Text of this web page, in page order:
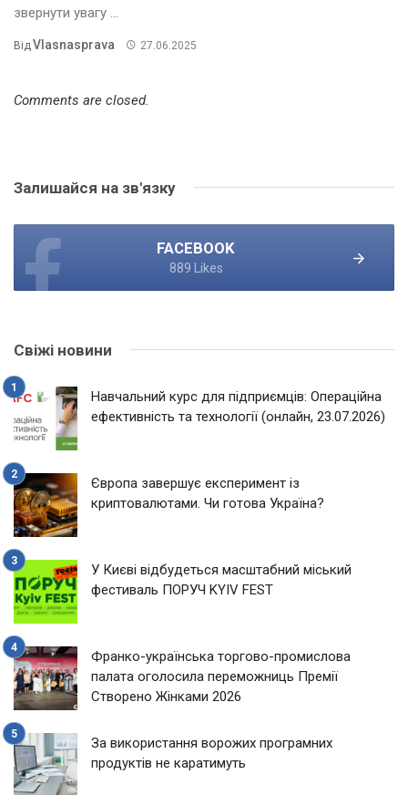
звернути увагу ...
Від Vlasnasprava 27.06.2025
Comments are closed.
Залишайся на зв'язку
FACEBOOK
889 Likes
Свіжі новини
Навчальний курс для підприємців: Операційна
ефективність та технології (онлайн, 23.07.2026)
Європа завершує експеримент із
криптовалютами. Чи готова Україна?
У Києві відбудеться масштабний міський
фестиваль ПОРУЧ KYIV FEST
Франко-українська торгово-промислова
палата оголосила переможниць Премії
Створено Жінками 2026
За використання ворожих програмних
продуктів не каратимуть